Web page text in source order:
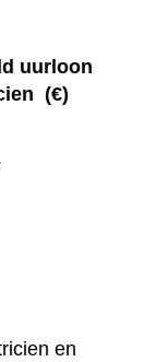
uurloon
(€)
en